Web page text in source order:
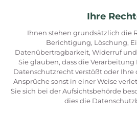
Ihre
Ihnen stehen grundsätzlich die
Berichtigung, Löschung,
Datenübertragbarkeit, Widerruf
Sie glauben, dass die
Datenschutzrecht verstößt oder
Ansprüche sonst in einer Weise
Sie sich bei der Aufsichtsbehörde
dies die